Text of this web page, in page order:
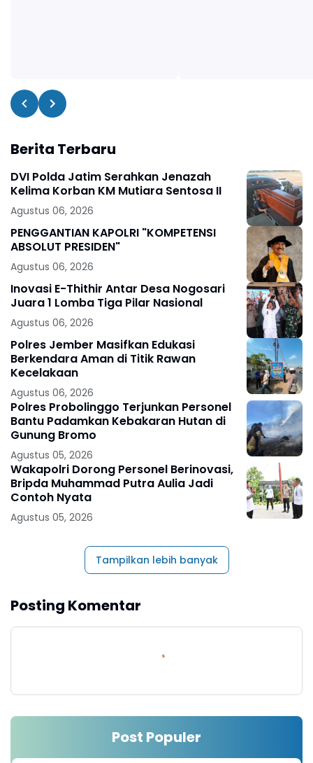
Berita Terbaru
DVI Polda Jatim Serahkan Jenazah
Kelima Korban KM Mutiara Sentosa II
Agustus 06, 2026
PENGGANTIAN KAPOLRI "KOMPETENSI
ABSOLUT PRESIDEN"
Agustus 06, 2026
Inovasi E-Thithir Antar Desa Nogosari
Juara 1 Lomba Tiga Pilar Nasional
Agustus 06, 2026
Polres Jember Masifkan Edukasi
Berkendara Aman di Titik Rawan
Kecelakaan
Agustus 06, 2026
Polres Probolinggo Terjunkan Personel
Bantu Padamkan Kebakaran Hutan di
Gunung Bromo
Agustus 05, 2026
Wakapolri Dorong Personel Berinovasi,
Bripda Muhammad Putra Aulia Jadi
Contoh Nyata
Agustus 05, 2026
Tampilkan lebih banyak
Posting Komentar
Post Populer